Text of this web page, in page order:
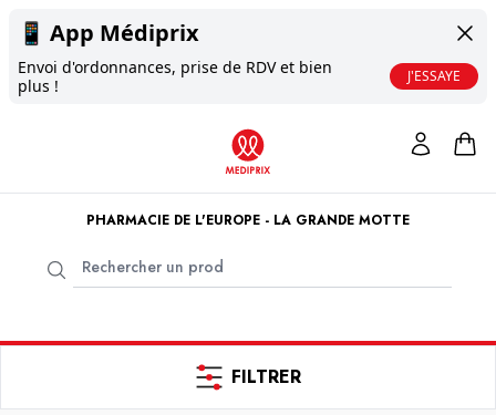
📱 App Médiprix
Envoi d'ordonnances, prise de RDV et bien
plus !
J'ESSAYE
PHARMACIE DE L'EUROPE - LA GRANDE MOTTE
FILTRER